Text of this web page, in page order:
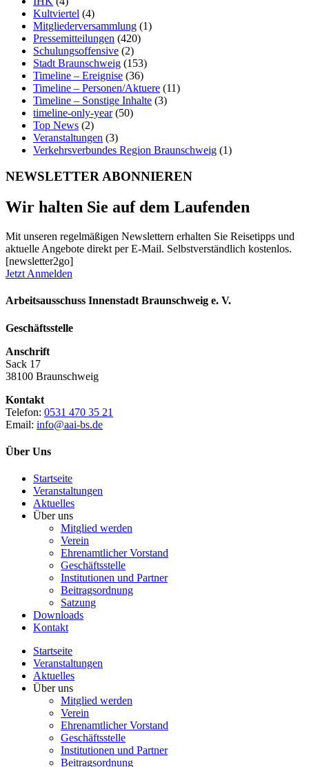
Kultviertel (4)
Mitgliederversammlung (1)
Pressemitteilungen (420)
Schulungsoffensive (2)
Stadt Braunschweig (153)
Timeline – Ereignise (36)
Timeline – Personen/Aktuere (11)
Timeline – Sonstige Inhalte (3)
timeline-only-year(50)
Top News (2)
Veranstaltungen (3)
Verkehrsverbundes Region Braunschweig (1)
NEWSLETTER ABONNIEREN
Wir halten Sie auf dem Laufenden
Mit unseren regelmäßigen Newslettern erhalten Sie Reisetipps und
aktuelle Angebote direkt per E-Mail. Selbstverständlich kostenlos.
[newsletter2go]
Jetzt Anmelden
Arbeitsausschuss Innenstadt Braunschweig e. V.
Geschäftsstelle
Anschrift
Sack 17
38100 Braunschweig
Kontakt
Telefon: 0531 470 35 21
Email: info@aai-bs.de
Über Uns
Startseite
Veranstaltungen
Aktuelles
Über uns
Mitglied werden
Verein
Ehrenamtlicher Vorstand
Geschäftsstelle
Institutionen und Partner
Beitragsordnung
Satzung
Downloads
Kontakt
Startseite
Veranstaltungen
Aktuelles
Über uns
Mitglied werden
Verein
Ehrenamtlicher Vorstand
Geschäftsstelle
Institutionen und Partner
Beitragsordnung